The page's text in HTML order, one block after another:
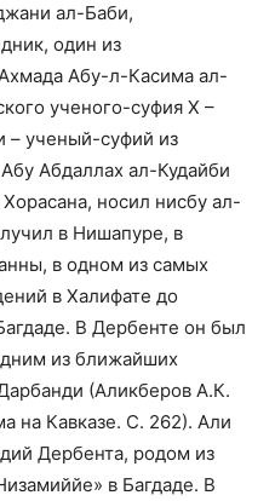
ал-Баби,
один из
Абу-л-Касима ал-
ученого-суфия X –
– ученый-суфий из
Абдаллах ал-Кудайби
носил нисбу ал-
в Нишапуре, в
в одном из самых
в Халифате до
В Дербенте он был
из ближайших
(Аликберов А.К.
на Кавказе. С. 262). Али
Дербента, родом из
в Багдаде. В